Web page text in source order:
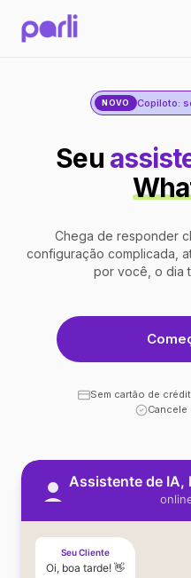
NOVO Copiloto:
Seu
Chega de responder
configuração complicada,
por você, o dia
Sem cartão de
Assistente de IA,
Seu Cliente
Oi, boa tarde! 👋